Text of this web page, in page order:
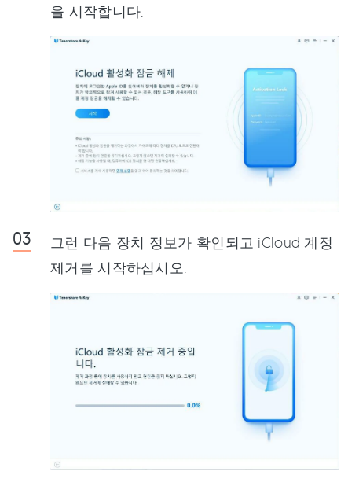
을 시작합니다.
그런 다음 장치 정보가 확인되고 iCloud 계정
제거를 시작하십시오.